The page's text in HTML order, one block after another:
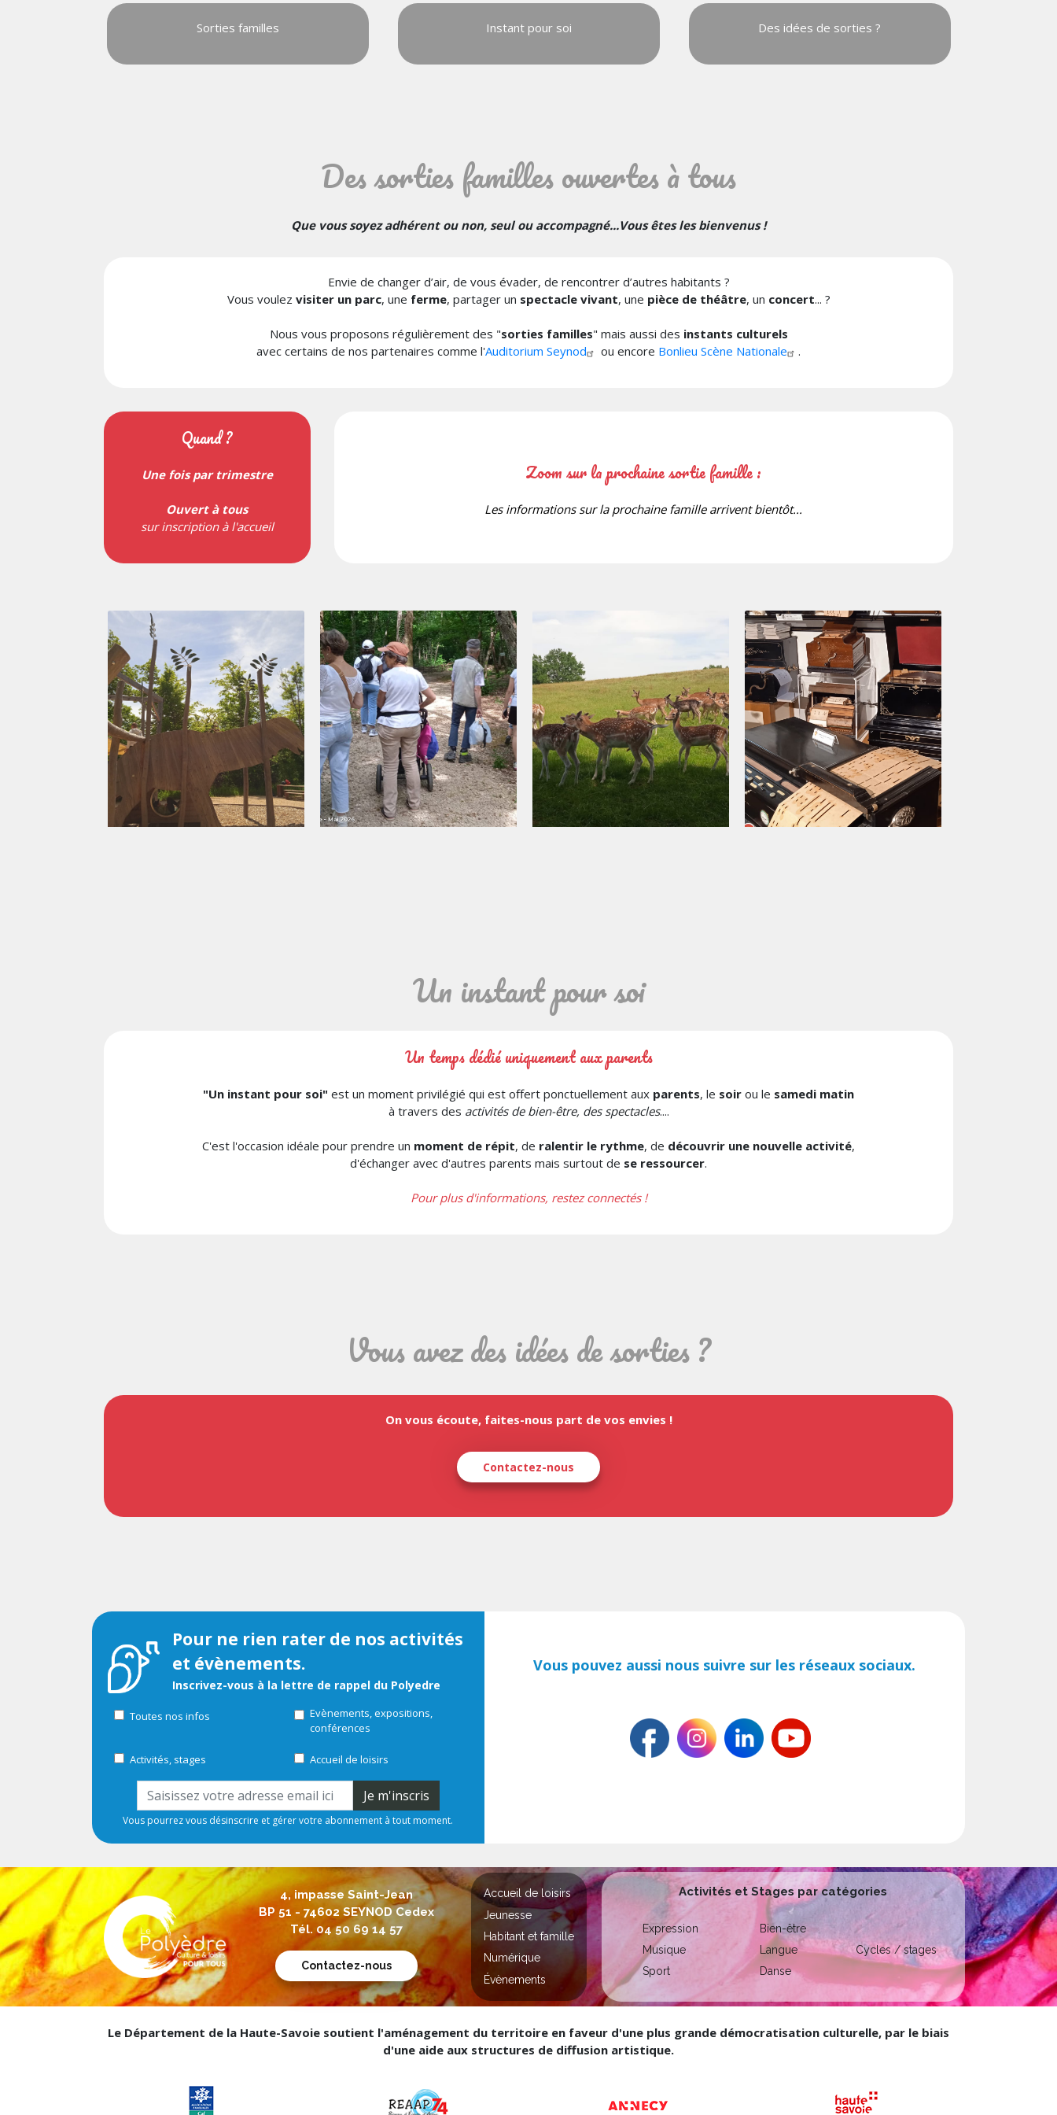
Sorties familles Instant pour soi Des idées de sorties ?
Des sorties familles ouvertes à tous
Que vous soyez adhérent ou non, seul ou accompagné...Vous êtes les bienvenus !
Envie de changer d’air, de vous évader, de rencontrer d’autres habitants ?
Vous voulez visiter un parc, une ferme, partager un spectacle vivant, une pièce de théâtre, un concert... ?
Nous vous proposons régulièrement des "sorties familles" mais aussi des instants culturels
avec certains de nos partenaires comme l'Auditorium Seynod ou encore Bonlieu Scène Nationale .
Quand ?
Une fois par trimestre
Ouvert à tous
sur inscription à l'accueil
Zoom sur la prochaine sortie famille :
Les informations sur la prochaine famille arrivent bientôt...
Un instant pour soi
Un temps dédié uniquement aux parents
"Un instant pour soi" est un moment privilégié qui est offert ponctuellement aux parents, le soir ou le samedi matin
à travers des activités de bien-être, des spectacles....
C'est l'occasion idéale pour prendre un moment de répit, de ralentir le rythme, de découvrir une nouvelle activité,
d'échanger avec d'autres parents mais surtout de se ressourcer.
Pour plus d'informations, restez connectés !
Vous avez des idées de sorties ?
On vous écoute, faites-nous part de vos envies !
Contactez-nous
Pour ne rien rater de nos activités
et évènements.
Inscrivez-vous à la lettre de rappel du Polyedre
Toutes nos infos
Evènements, expositions,
conférences
Activités, stages Accueil de loisirs
Je m'inscris
Vous pourrez vous désinscrire et gérer votre abonnement à tout moment.
Vous pouvez aussi nous suivre sur les réseaux sociaux.
4, impasse Saint-Jean
BP 51 - 74602 SEYNOD Cedex
Tél. 04 50 69 14 57
Contactez-nous
Accueil de loisirs
Jeunesse
Habitant et famille
Numérique
Évènements
Activités et Stages par catégories
Expression
Musique
Sport
Bien-être
Langue
Danse
Cycles / stages
Le Département de la Haute-Savoie soutient l'aménagement du territoire en faveur d'une plus grande démocratisation culturelle, par le biais
d'une aide aux structures de diffusion artistique.